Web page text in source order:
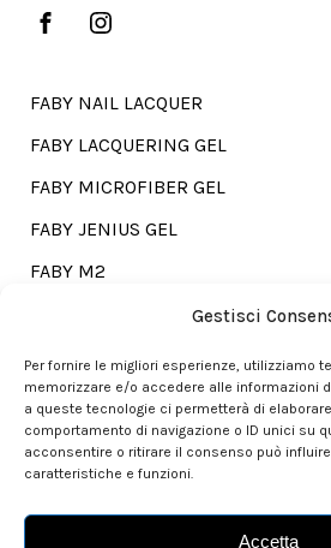
Gestisci
Per fornire le migliori esperienze, utilizziamo
memorizzare e/o accedere alle informazioni
a queste tecnologie ci permetterà di
comportamento di navigazione o ID unici su
acconsentire o ritirare il consenso può
caratteristiche e funzioni.
Accetta
FABY NAIL LACQUER
FABY LACQUERING GEL
FABY MICROFIBER GEL
FABY JENIUS GEL
FABY M2
Go
Our store is here for you.